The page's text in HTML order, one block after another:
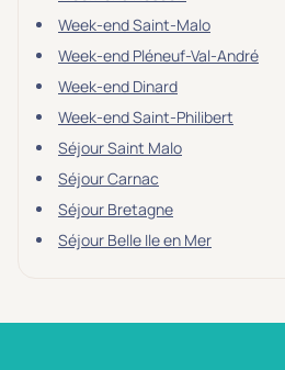
Week-end Saint-Malo
Week-end Pléneuf-Val-André
Week-end Dinard
Week-end Saint-Philibert
Séjour Saint Malo
Séjour Carnac
Séjour Bretagne
Séjour Belle Ile en Mer